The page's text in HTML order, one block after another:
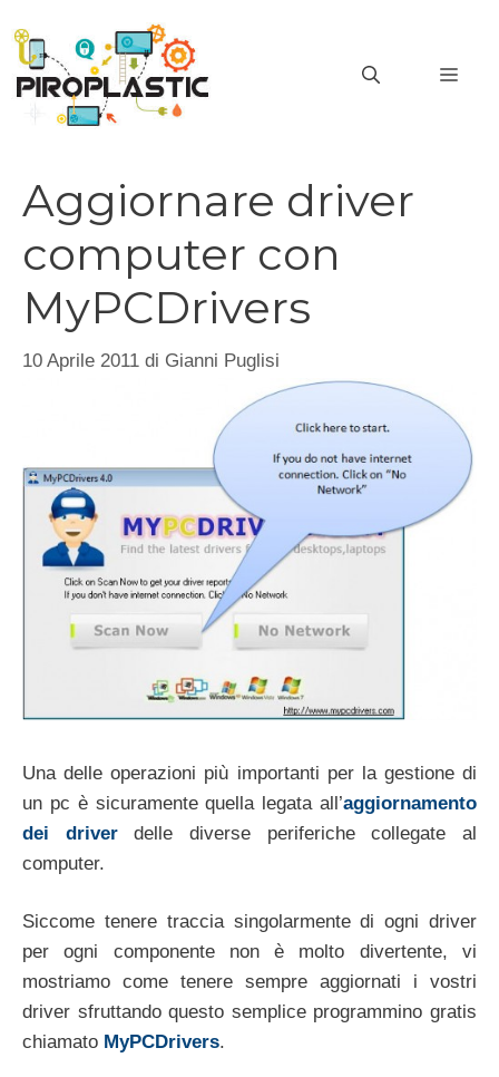
contenuto
Aggiornare driver
computer con
MyPCDrivers
10 Aprile 2011 di Gianni Puglisi
Una delle operazioni più importanti per la gestione di
un pc è sicuramente quella legata all’aggiornamento
dei driverdelle diverse periferiche collegate al
computer.
Siccome tenere traccia singolarmente di ogni driver
per ogni componente non è molto divertente, vi
mostriamo come tenere sempre aggiornati i vostri
driver sfruttando questo semplice programmino gratis
chiamato MyPCDrivers.